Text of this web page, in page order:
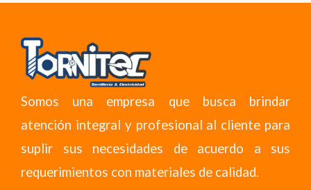
Somos una empresa que busca brindar
atención integral y profesional al cliente para
suplir sus necesidades de acuerdo a sus
requerimientos con materiales de calidad.